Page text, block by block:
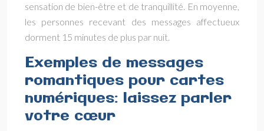
sensation de bien-être et de tranquillité. En moyenne,
les personnes recevant des messages affectueux
dorment 15 minutes de plus par nuit.
Exemples de messages
romantiques pour cartes
numériques: laissez parler
votre cœur